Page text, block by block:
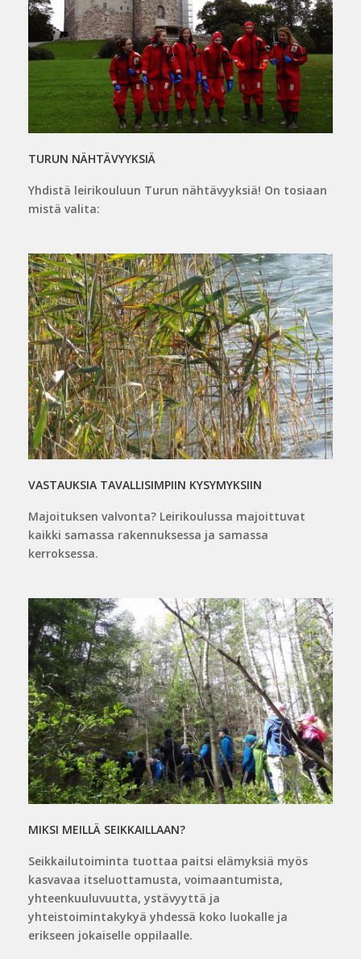
TURUN NÄHTÄVYYKSIÄ
Yhdistä leirikouluun Turun nähtävyyksiä! On tosiaan
mistä valita:
VASTAUKSIA TAVALLISIMPIIN KYSYMYKSIIN
Majoituksen valvonta? Leirikoulussa majoittuvat
kaikki samassa rakennuksessa ja samassa
kerroksessa.
MIKSI MEILLÄ SEIKKAILLAAN?
Seikkailutoiminta tuottaa paitsi elämyksiä myös
kasvavaa itseluottamusta, voimaantumista,
yhteenkuuluvuutta, ystävyyttä ja
yhteistoimintakykyä yhdessä koko luokalle ja
erikseen jokaiselle oppilaalle.